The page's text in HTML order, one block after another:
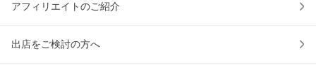
アフィリエイトのご紹介
出店をご検討の方へ